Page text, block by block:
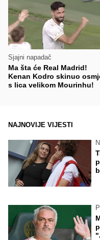
Sjajni napadač
Ma šta će Real Madrid!
Kenan Kodro skinuo
s lica velikom Mourinhu!
NAJNOVIJE VIJESTI